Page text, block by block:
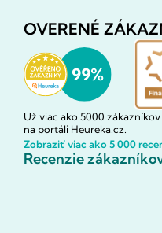
OVERENÉ
Už viac ako 5000
na portáli Heureka.cz.
Zobraziť viac ako 5 000
Recenzie